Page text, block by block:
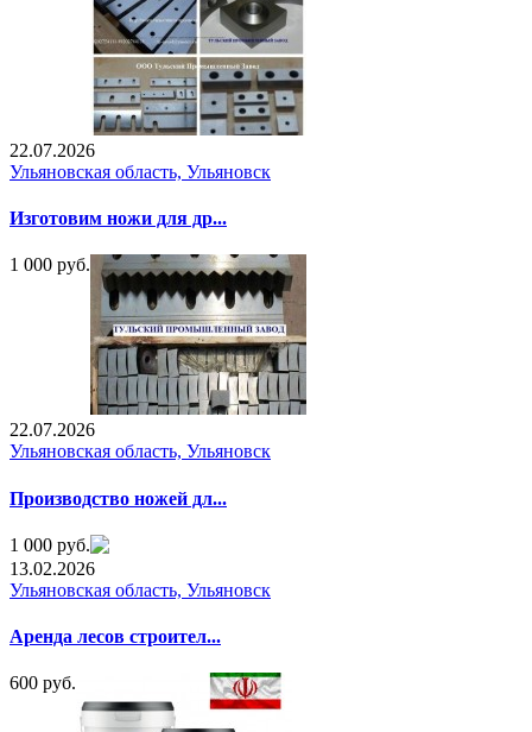
22.07.2026
Ульяновская область, Ульяновск
Изготовим ножи для др...
1 000 руб.
22.07.2026
Ульяновская область, Ульяновск
Производство ножей дл...
1 000 руб.
13.02.2026
Ульяновская область, Ульяновск
Аренда лесов строител...
600 руб.